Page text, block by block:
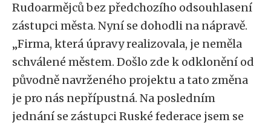
Rudoarmějců bez předchozího odsouhlasení
zástupci města. Nyní se dohodli na nápravě.
„Firma, která úpravy realizovala, je neměla
schválené městem. Došlo zde k odklonění od
původně navrženého projektu a tato změna
je pro nás nepřípustná. Na posledním
jednání se zástupci Ruské federace jsem se